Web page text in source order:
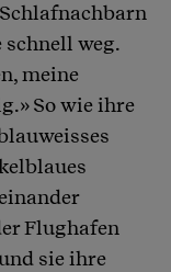
weg.
meine
So wie ihre
Flughafen
sie ihre